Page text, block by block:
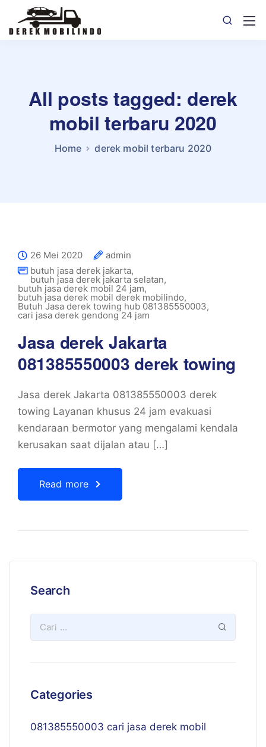
All posts tagged: derek
mobil terbaru 2020
Home derek mobil terbaru 2020
26 Mei 2020
admin
butuh jasa derek jakarta,
butuh jasa derek jakarta selatan,
butuh jasa derek mobil 24 jam,
butuh jasa derek mobil derek mobilindo,
Butuh Jasa derek towing hub 081385550003,
cari jasa derek gendong 24 jam
Jasa derek Jakarta
081385550003 derek towing
Jasa derek Jakarta 081385550003 derek
towing Layanan khusus 24 jam evakuasi
kendaraan bermotor yang mengalami kendala
kerusakan saat dijalan atau […]
Read more
Search
Categories
081385550003 cari jasa derek mobil